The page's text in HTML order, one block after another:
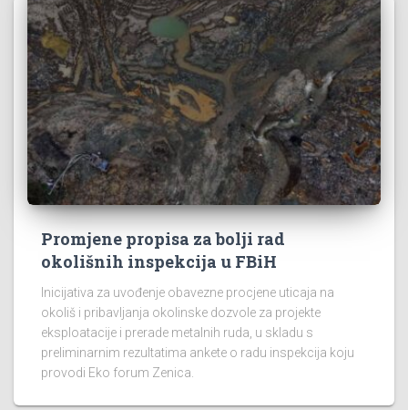
Promjene propisa za bolji rad
okolišnih inspekcija u FBiH
Inicijativa za uvođenje obavezne procjene uticaja na
okoliš i pribavljanja okolinske dozvole za projekte
eksploatacije i prerade metalnih ruda, u skladu s
preliminarnim rezultatima ankete o radu inspekcija koju
provodi Eko forum Zenica.